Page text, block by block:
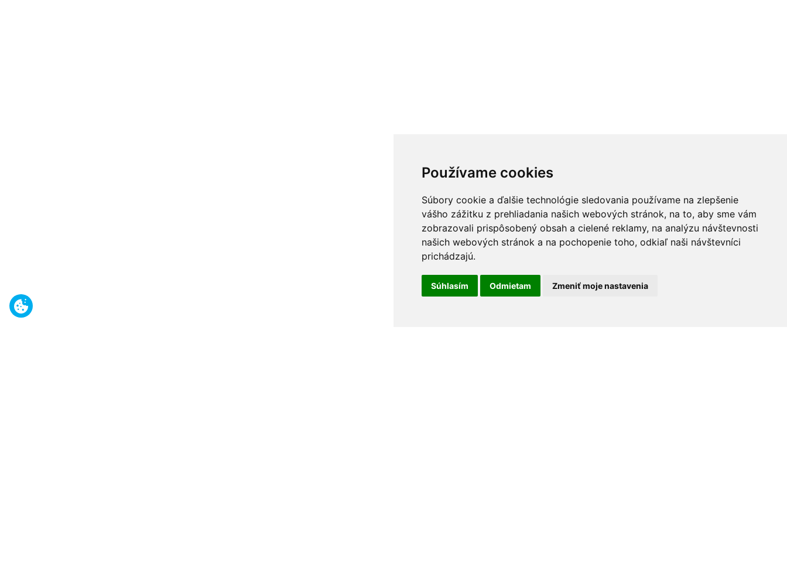
Používame cookies
Súbory cookie a ďalšie technológie sledovania používame na zlepšenie
vášho zážitku z prehliadania našich webových stránok, na to, aby sme vám
zobrazovali prispôsobený obsah a cielené reklamy, na analýzu návštevnosti
našich webových stránok a na pochopenie toho, odkiaľ naši návštevníci
prichádzajú.
Súhlasím Odmietam Zmeniť moje nastavenia